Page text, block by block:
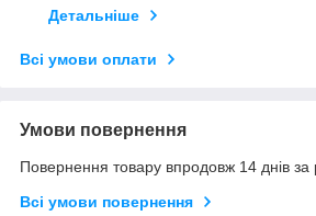
Детальніше
Всі умови оплати
Умови повернення
Повернення товару впродовж 14 днів за
Всі умови повернення